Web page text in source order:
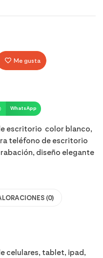
Me gusta
WhatsApp
escritorio color blanco,
teléfono de escritorio
diseño elegante
(0)
celulares, tablet, ipad,